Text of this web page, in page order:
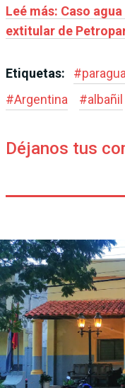
Leé más: Caso
extitular de
Etiquetas: #
#Argentina #albañil
Déjanos tus